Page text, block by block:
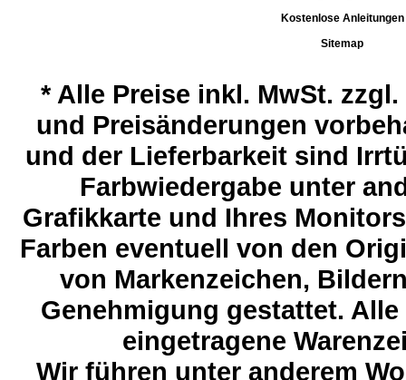
Kostenlose Anleitungen
Sitemap
*Alle Preise inkl. MwSt.
und Preisänderungen
und der Lieferbarkeit sind
Farbwiedergabe unter
Grafikkarte und Ihres
Farben eventuell von den
von Markenzeichen,
Genehmigung gestattet.
eingetragene
Wir führen unter anderem